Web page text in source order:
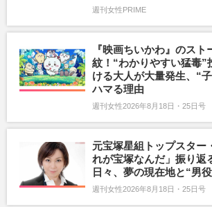
週刊女性PRIME
『映画ちいかわ』のスト
紋！“わかりやすい猛毒”
ける大人が大量発生、“
ハマる理由
週刊女性2026年8月18日・25日号
元宝塚星組トップスター
れが宝塚なんだ」振り返
日々、夢の現在地と“男
週刊女性2026年8月18日・25日号